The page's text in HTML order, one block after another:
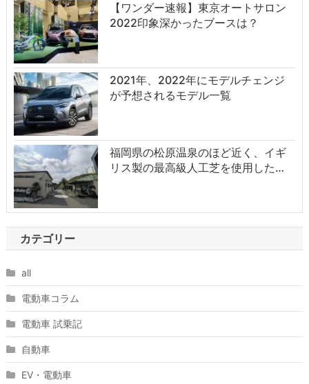
【ワンダー速報】東京オートサロン
2022印象深かったブースは？
2021年、2022年にモデルチェンジ
が予想されるモデル一覧
福岡県の松原温泉のほど近く、イギ
リス製の最高級人工芝を使用した…
カテゴリー
all
電動車コラム
電動車 試乗記
自動車
EV・電動車